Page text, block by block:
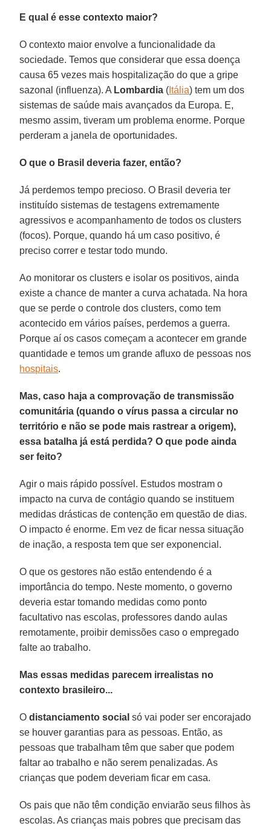
E qual é esse contexto maior?
O contexto maior envolve a funcionalidade da
sociedade. Temos que considerar que essa doença
causa 65 vezes mais hospitalização do que a gripe
sazonal (influenza). A Lombardia ( Itália) tem um dos
sistemas de saúde mais avançados da Europa. E,
mesmo assim, tiveram um problema enorme. Porque
perderam a janela de oportunidades.
O que o Brasil deveria fazer, então?
Já perdemos tempo precioso. O Brasil deveria ter
instituído sistemas de testagens extremamente
agressivos e acompanhamento de todos os clusters
(focos). Porque, quando há um caso positivo, é
preciso correr e testar todo mundo.
Ao monitorar os clusters e isolar os positivos, ainda
existe a chance de manter a curva achatada. Na hora
que se perde o controle dos clusters, como tem
acontecido em vários países, perdemos a guerra.
Porque aí os casos começam a acontecer em grande
quantidade e temos um grande afluxo de pessoas nos
hospitais.
Mas, caso haja a comprovação de transmissão
comunitária (quando o vírus passa a circular no
território e não se pode mais rastrear a origem),
essa batalha já está perdida? O que pode ainda
ser feito?
Agir o mais rápido possível. Estudos mostram o
impacto na curva de contágio quando se instituem
medidas drásticas de contenção em questão de dias.
O impacto é enorme. Em vez de ficar nessa situação
de inação, a resposta tem que ser exponencial.
O que os gestores não estão entendendo é a
importância do tempo. Neste momento, o governo
deveria estar tomando medidas como ponto
facultativo nas escolas, professores dando aulas
remotamente, proibir demissões caso o empregado
falte ao trabalho.
Mas essas medidas parecem irrealistas no
contexto brasileiro...
Odistanciamento social só vai poder ser encorajado
se houver garantias para as pessoas. Então, as
pessoas que trabalham têm que saber que podem
faltar ao trabalho e não serem penalizadas. As
crianças que podem deveriam ficar em casa.
Os pais que não têm condição enviarão seus filhos às
escolas. As crianças mais pobres que precisam das